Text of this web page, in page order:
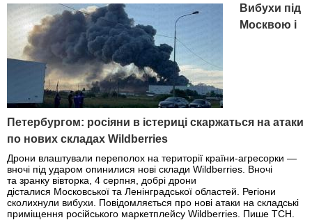
Вибухи під
Москвою і
Петербургом: росіяни в істериці скаржаться на атаки
по нових складах Wildberries
Дрони влаштували переполох на території країни-агресорки —
вночі під ударом опинилися нові склади Wildberries. Вночі
та зранку вівторка, 4 серпня, добрі дрони
дісталися Московської та Ленінградської областей. Регіони
сколихнули вибухи. Повідомляється про нові атаки на складські
приміщення російського маркетплейсу Wildberries. Пише ТСН.